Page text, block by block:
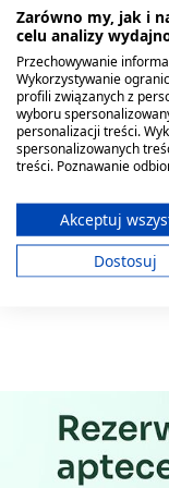
Legalon 140, 140
kapsułki twarde,
(import
Delfarma)
16,19 zł
Biaron D 1000
10 ml
29,29 zł
Zarówno my, jak i
celu analizy
Przechowywanie
Wykorzystywanie
profili związanych z
wyboru
personalizacji treści.
spersonalizowanych
treści. Poznawanie
ograniczonych danych
Dane mogą być
Twoja zgoda i polityka
Wyświetl listę
wyboru reklam
Akceptuj
Dostosuj